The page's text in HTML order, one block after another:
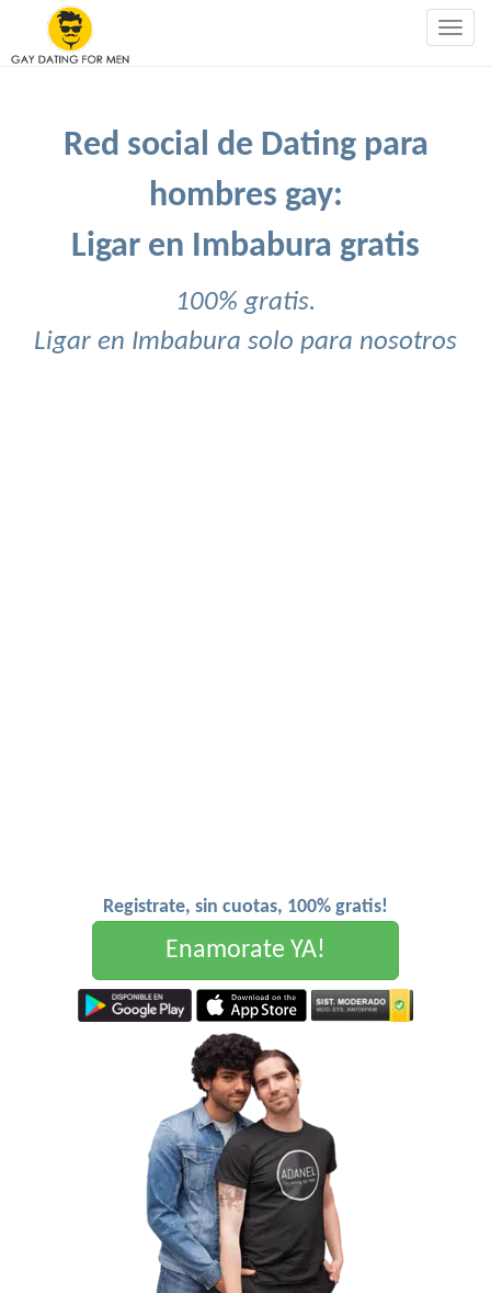
Red social de Dating para
hombres gay:
Ligar en Imbabura gratis
100% gratis.
Ligar en Imbabura solo para nosotros
Registrate, sin cuotas, 100% gratis!
Enamorate YA!